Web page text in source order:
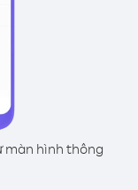
màn hình thông